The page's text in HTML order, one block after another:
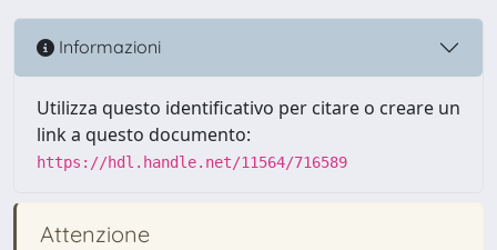
Informazioni
Utilizza questo identificativo per citare o creare un
link a questo documento:
https://hdl.handle.net/11564/716589
Attenzione